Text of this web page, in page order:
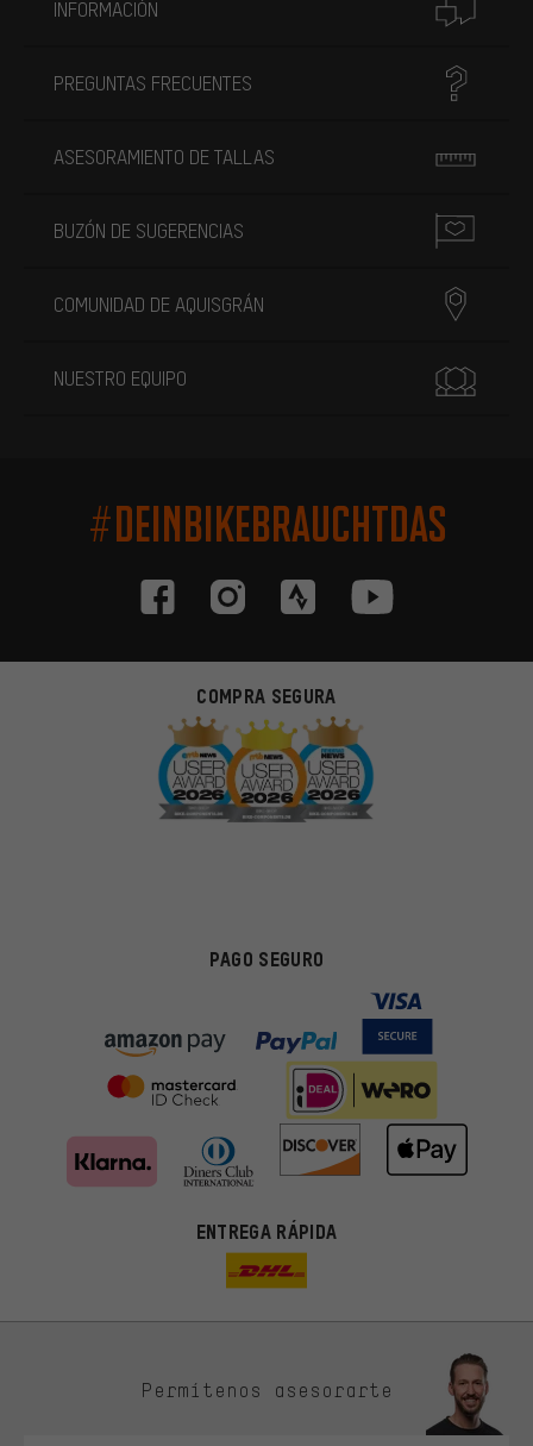
INFORMACIÓN
PREGUNTAS FRECUENTES
ASESORAMIENTO DE TALLAS
BUZÓN DE SUGERENCIAS
COMUNIDAD DE AQUISGRÁN
NUESTRO EQUIPO
#DEINBIKEBRAUCHTDAS
COMPRA SEGURA
PAGO SEGURO
ENTREGA RÁPIDA
Permítenos asesorarte